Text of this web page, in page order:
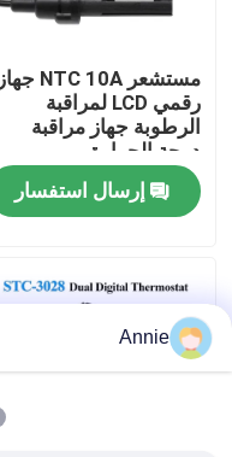
اتصل بنا
أخبار
القضايا
مدونة
مستشعر NTC 10A جهاز
رقمي LCD لمراقبة
الرطوبة جهاز مراقبة
درجة الحرارة
إرسال استفسار
Annie